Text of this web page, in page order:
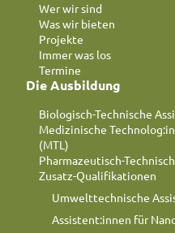
Wer wir sind
Was wir bieten
Projekte
Immer was los
Termine
Die Ausbildung
Biologisch-Technische
Medizinische
(MTL)
Pharmazeutisch-
Zusatz-Qualifikationen
Umwelttechnische
Assistent:innen für